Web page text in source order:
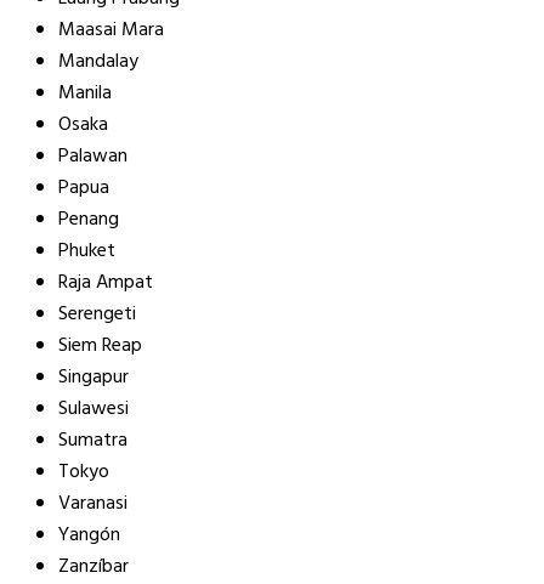
Maasai Mara
Mandalay
Manila
Osaka
Palawan
Papua
Penang
Phuket
Raja Ampat
Serengeti
Siem Reap
Singapur
Sulawesi
Sumatra
Tokyo
Varanasi
Yangón
Zanzíbar